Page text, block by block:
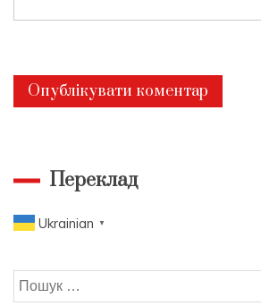
Переклад
Ukrainian ▼
Пошук: